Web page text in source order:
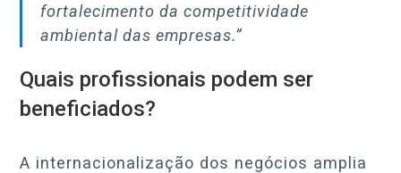
fortalecimento da competitividade
ambiental das empresas.”
Quais profissionais podem ser
beneficiados?
A internacionalização dos negócios amplia